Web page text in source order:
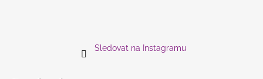
Sledovat na Instagramu